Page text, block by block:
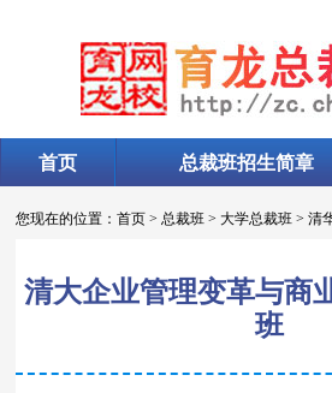
首页 总裁班招生简章
您现在的位置：首页 >总裁班 >大学总裁班 >清
清大企业管理变革与商
班